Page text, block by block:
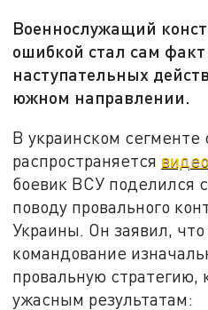
Военнослужащий
ошибкой стал сам
наступательных
южном направлении.
В украинском сегменте
распространяется
боевик ВСУ поделился
поводу провального
Украины. Он заявил,
командование
провальную стратегию,
ужасным результатам: